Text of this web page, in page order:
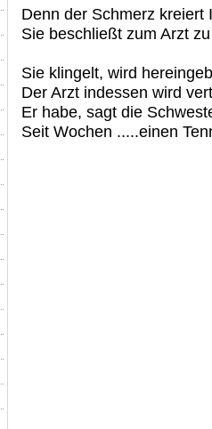
Denn der Schmerz kreiert
Sie beschließt zum Arzt
Sie klingelt, wird
Der Arzt indessen wird
Er habe, sagt die
Seit Wochen .....einen